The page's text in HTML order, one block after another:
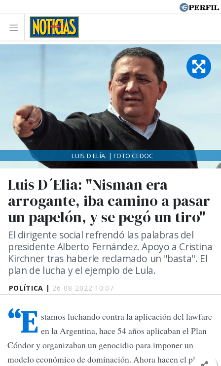
POLÍTICA | 26-08-2022 10:07
Luis D´Elia: "Nisman era
arrogante, iba camino a pasar
un papelón, y se pegó un tiro"
El dirigente social refrendó las palabras del
presidente Alberto Fernández. Apoyo a Cristina
Kirchner tras haberle reclamado un "basta". El
plan de lucha y el ejemplo de Lula.
LUIS D'ELÍA. | FOTO:CEDOC
“E stamos luchando contra la aplicación del lawfare
en la Argentina, hace 54 años aplicaban el Plan
Cóndor y organizaban un genocidio para imponer un
modelo económico de dominación. Ahora hacen el plan